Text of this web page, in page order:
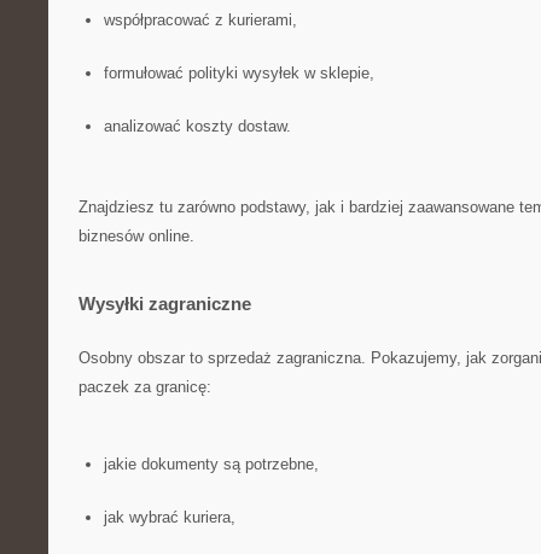
współpracować z kurierami,
formułować polityki wysyłek w sklepie,
analizować koszty dostaw.
Znajdziesz tu zarówno podstawy, jak i bardziej zaawansowane
biznesów online.
Wysyłki zagraniczne
Osobny obszar to sprzedaż zagraniczna. Pokazujemy, jak
paczek za granicę:
jakie dokumenty są potrzebne,
jak wybrać kuriera,